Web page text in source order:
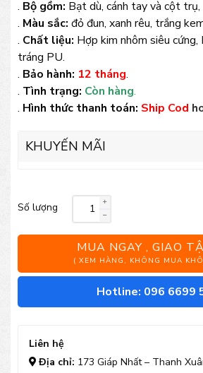
. Bộ gồm: Bạt dù, cánh tay và cột trụ,
. Màu sắc: đỏ đun, xanh rêu, trắng
. Chất liệu: Hợp kim nhôm siêu
tráng PU.
. Bảo hành: 12 tháng.
. Tình trạng: Còn hàng.
. Hình thức thanh toán: Ship Cod
KHUYẾN MÃI
Số lượng
Ô
dù
lệch
vuông
số
MUA NGAY , GIAO
( XEM HÀNG, KHÔNG MUA
Hotline: 096 6699
Liên hệ
Địa chỉ: 173 Giáp Nhất – Thanh